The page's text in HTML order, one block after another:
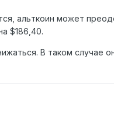
альткоин может
$186,40.
В таком случае